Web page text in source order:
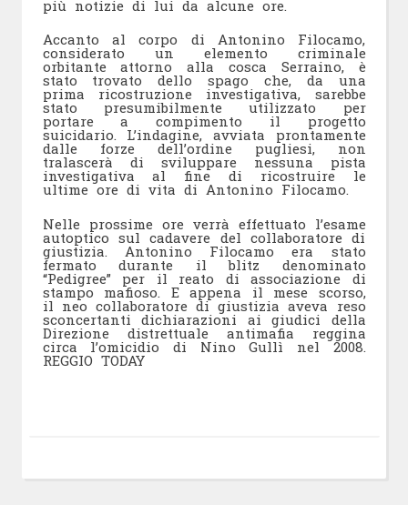
più notizie di lui da alcune ore.
Accanto al corpo di Antonino Filocamo,
considerato un elemento criminale
orbitante attorno alla cosca Serraino, è
stato trovato dello spago che, da una
prima ricostruzione investigativa, sarebbe
stato presumibilmente utilizzato per
portare a compimento il progetto
suicidario. L’indagine, avviata prontamente
dalle forze dell’ordine pugliesi, non
tralascerà di sviluppare nessuna pista
investigativa al fine di ricostruire le
ultime ore di vita di Antonino Filocamo.
Nelle prossime ore verrà effettuato l’esame
autoptico sul cadavere del collaboratore di
giustizia. Antonino Filocamo era stato
fermato durante il blitz denominato
“Pedigree” per il reato di associazione di
stampo mafioso. E appena il mese scorso,
il neo collaboratore di giustizia aveva reso
sconcertanti dichiarazioni ai giudici della
Direzione distrettuale antimafia reggina
circa l’omicidio di Nino Gullì nel 2008.
REGGIO TODAY